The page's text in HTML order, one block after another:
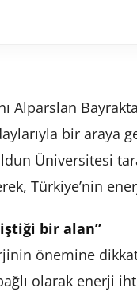
Alparslan
bir araya
Üniversitesi
Türkiye’nin
bir alan”
önemine
olarak enerji